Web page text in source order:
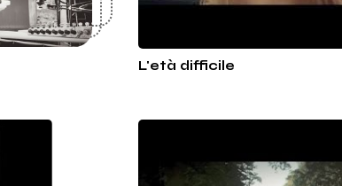
L'età difficile